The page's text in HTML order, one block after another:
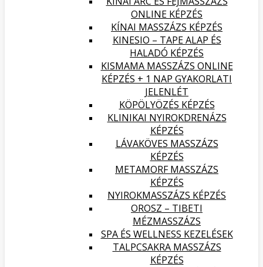
ONLINE KÉPZÉS
KÍNAI MASSZÁZS KÉPZÉS
KINESIO – TAPE ALAP ÉS
HALADÓ KÉPZÉS
KISMAMA MASSZÁZS ONLINE
KÉPZÉS + 1 NAP GYAKORLATI
JELENLÉT
KÖPÖLYÖZÉS KÉPZÉS
KLINIKAI NYIROKDRENÁZS
KÉPZÉS
LÁVAKÖVES MASSZÁZS
KÉPZÉS
METAMORF MASSZÁZS
KÉPZÉS
NYIROKMASSZÁZS KÉPZÉS
OROSZ – TIBETI
MÉZMASSZÁZS
SPA ÉS WELLNESS KEZELÉSEK
TALPCSAKRA MASSZÁZS
KÉPZÉS